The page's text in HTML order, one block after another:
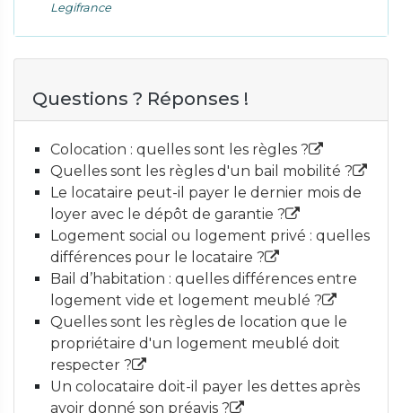
Legifrance
Questions ? Réponses !
Colocation : quelles sont les règles ?
Quelles sont les règles d'un bail mobilité ?
Le locataire peut-il payer le dernier mois de
loyer avec le dépôt de garantie ?
Logement social ou logement privé : quelles
différences pour le locataire ?
Bail d’habitation : quelles différences entre
logement vide et logement meublé ?
Quelles sont les règles de location que le
propriétaire d'un logement meublé doit
respecter ?
Un colocataire doit-il payer les dettes après
avoir donné son préavis ?